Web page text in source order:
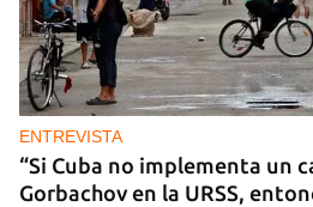
ENTREVISTA
“Si Cuba no implementa un
Gorbachov en la URSS,